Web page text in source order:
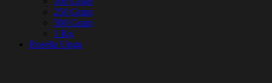
250 Gram
500 Gram
1 Kg
Rosella Ungu